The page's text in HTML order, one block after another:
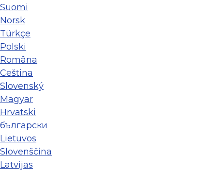
Suomi
Norsk
Türkçe
Polski
Româna
Ceština
Slovenský
Magyar
Hrvatski
български
Lietuvos
Slovenščina
Latvijas